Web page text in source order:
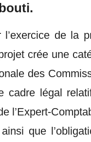
de la
crée une
des
légal
l’Expert-
que